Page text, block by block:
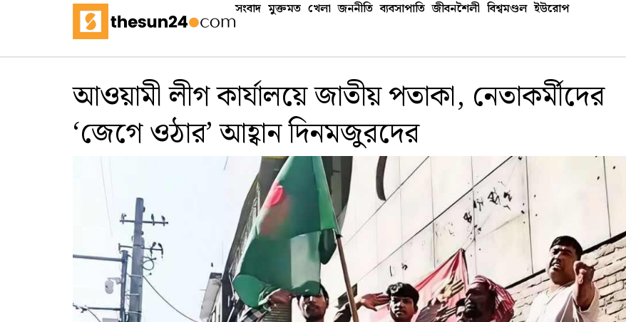
সংবাদ মুক্তমত খেলা জননীতি ব্যবসাপাতি জীবনশৈলী বিশ্বমণ্ডল ইউরোপ
আওয়ামী লীগ কার্যালয়ে জাতীয় পতাকা, নেতাকর্মীদের
‘জেগে ওঠার’ আহ্বান দিনমজুরদের